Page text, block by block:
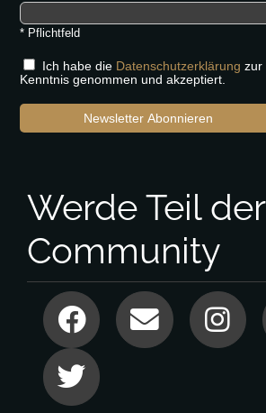
* Pflichtfeld
Ich habe die Datenschutzerklärung zur
Kenntnis genommen und akzeptiert.
Newsletter Abonnieren
Werde Teil der
Community